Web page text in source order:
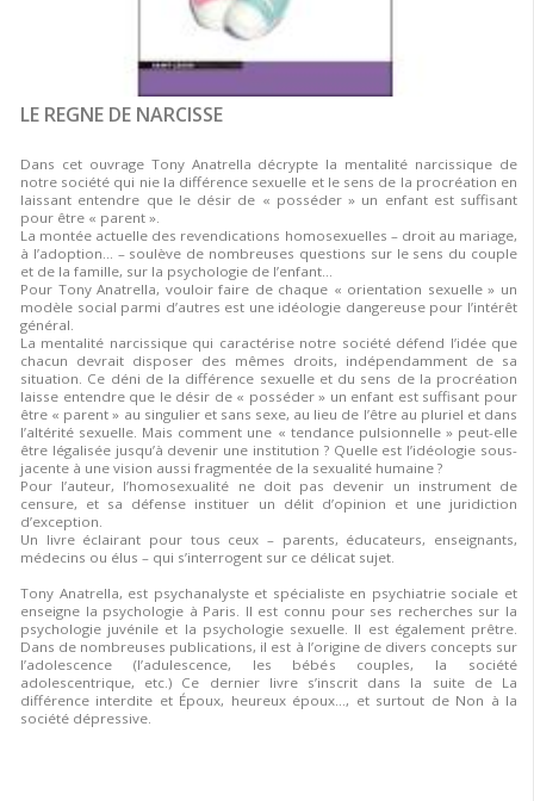
LE REGNE DE NARCISSE
Dans cet ouvrage Tony Anatrella décrypte la mentalité narcissique de
notre société qui nie la différence sexuelle et le sens de la procréation en
laissant entendre que le désir de « posséder » un enfant est suffisant
pour être « parent ».
La montée actuelle des revendications homosexuelles – droit au mariage,
à l’adoption… – soulève de nombreuses questions sur le sens du couple
et de la famille, sur la psychologie de l’enfant…
Pour Tony Anatrella, vouloir faire de chaque « orientation sexuelle » un
modèle social parmi d’autres est une idéologie dangereuse pour l’intérêt
général.
La mentalité narcissique qui caractérise notre société défend l’idée que
chacun devrait disposer des mêmes droits, indépendamment de sa
situation. Ce déni de la différence sexuelle et du sens de la procréation
laisse entendre que le désir de « posséder » un enfant est suffisant pour
être « parent » au singulier et sans sexe, au lieu de l’être au pluriel et dans
l’altérité sexuelle. Mais comment une « tendance pulsionnelle » peut-elle
être légalisée jusqu’à devenir une institution ? Quelle est l’idéologie sous-
jacente à une vision aussi fragmentée de la sexualité humaine ?
Pour l’auteur, l’homosexualité ne doit pas devenir un instrument de
censure, et sa défense instituer un délit d’opinion et une juridiction
d’exception.
Un livre éclairant pour tous ceux – parents, éducateurs, enseignants,
médecins ou élus – qui s’interrogent sur ce délicat sujet.
Tony Anatrella, est psychanalyste et spécialiste en psychiatrie sociale et
enseigne la psychologie à Paris. Il est connu pour ses recherches sur la
psychologie juvénile et la psychologie sexuelle. Il est également prêtre.
Dans de nombreuses publications, il est à l’origine de divers concepts sur
l’adolescence (l’adulescence, les bébés couples, la société
adolescentrique, etc.) Ce dernier livre s’inscrit dans la suite de La
différence interdite et Époux, heureux époux…, et surtout de Non à la
société dépressive.